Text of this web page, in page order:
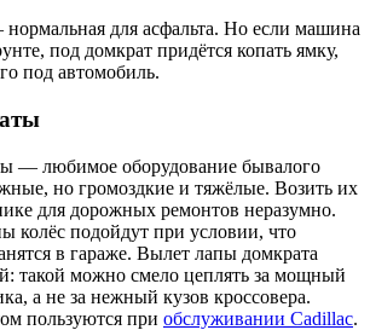
для асфальта. Но если машина
под домкрат придётся копать ямку,
под автомобиль.
— любимое оборудование бывалого
но громоздкие и тяжёлые. Возить их
для дорожных ремонтов неразумно.
колёс подойдут при условии, что
в гараже. Вылет лапы домкрата
такой можно смело цеплять за мощный
а не за нежный кузов кроссовера.
пользуются при обслуживании Cadillac.